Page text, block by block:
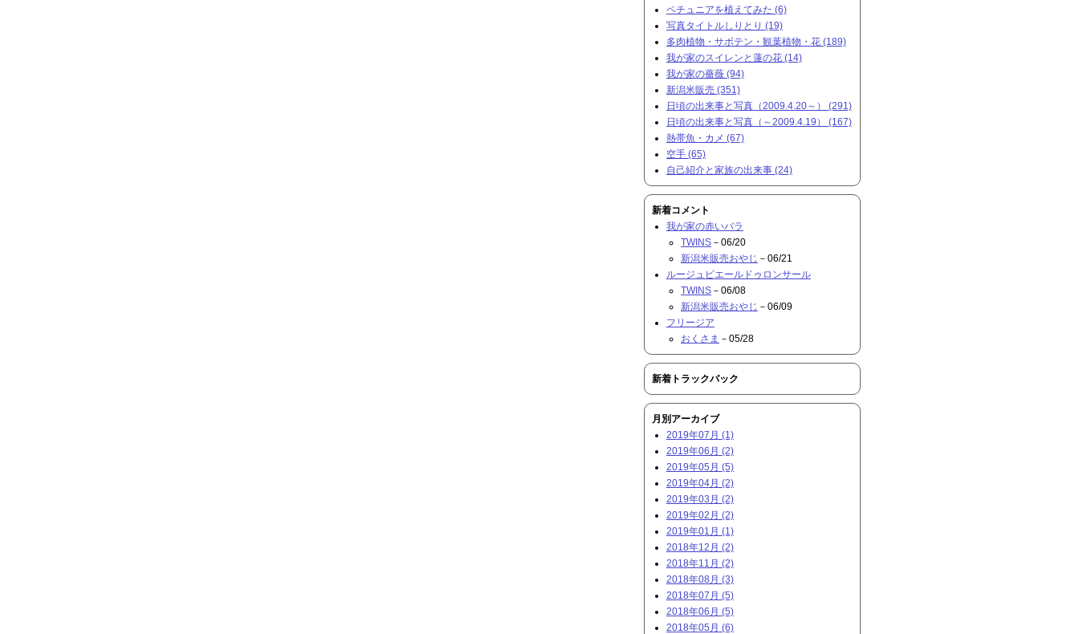
ペチュニアを植えてみた (6)
写真タイトルしりとり (19)
多肉植物・サボテン・観葉植物・花 (189)
我が家のスイレンと蓮の花 (14)
我が家の薔薇 (94)
新潟米販売 (351)
日頃の出来事と写真（2009.4.20～） (291)
日頃の出来事と写真（～2009.4.19） (167)
熱帯魚・カメ (67)
空手 (65)
自己紹介と家族の出来事 (24)
新着コメント
我が家の赤いバラ
TWINS －06/20
新潟米販売おやじ －06/21
ルージュピエールドゥロンサール
TWINS －06/08
新潟米販売おやじ －06/09
フリージア
おくさま －05/28
新着トラックバック
月別アーカイブ
2019年07月 (1)
2019年06月 (2)
2019年05月 (5)
2019年04月 (2)
2019年03月 (2)
2019年02月 (2)
2019年01月 (1)
2018年12月 (2)
2018年11月 (2)
2018年08月 (3)
2018年07月 (5)
2018年06月 (5)
2018年05月 (6)